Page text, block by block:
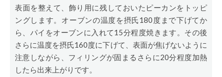
表面を整えて、飾り用に残しておいたピーカンをトッピ
ングします。オーブンの温度を摂氏180度まで下げてか
ら、パイをオーブンに入れて15分程度焼きます。その後
さらに温度を摂氏160度に下げて、表面が焦げないように
注意しながら、フィリングが固まるさらに20分程度加熱
したら出来上がりです。